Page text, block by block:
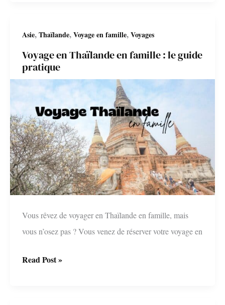
pratique
pour
avoir
internet
en
Thaïlande
Asie,Thaïlande,Voyage en famille,Voyages
Voyage en Thaïlande en famille : le guide
pratique
Vous rêvez de voyager en Thaïlande en famille, mais
vous n’osez pas ? Vous venez de réserver votre voyage en
Voyage
Read Post »